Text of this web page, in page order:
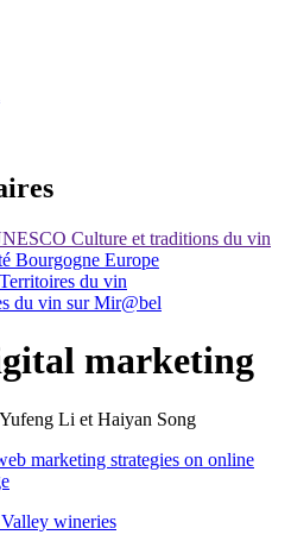
marketing
Yufeng Li et Haiyan Song
marketing strategies on online
wineries